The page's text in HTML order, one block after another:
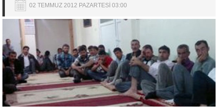
02 TEMMUZ 2012 PAZARTESİ 03:00